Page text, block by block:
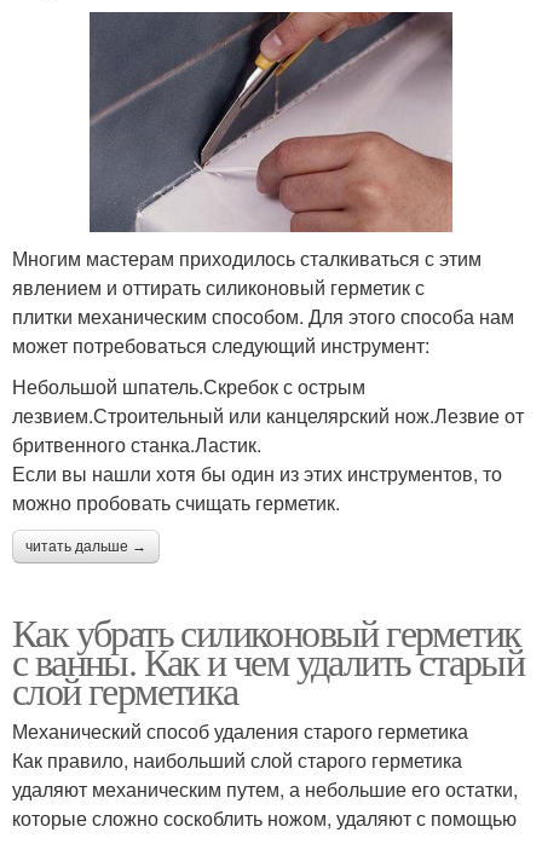
Многим мастерам приходилось сталкиваться с этим
явлением и оттирать силиконовый герметик с
плитки механическим способом. Для этого способа нам
может потребоваться следующий инструмент:
Небольшой шпатель.Скребок с острым
лезвием.Строительный или канцелярский нож.Лезвие от
бритвенного станка.Ластик.
Если вы нашли хотя бы один из этих инструментов, то
можно пробовать счищать герметик.
читать дальше →
Как убрать силиконовый герметик
с ванны. Как и чем удалить старый
слой герметика
Механический способ удаления старого герметика
Как правило, наибольший слой старого герметика
удаляют механическим путем, а небольшие его остатки,
которые сложно соскоблить ножом, удаляют с помощью